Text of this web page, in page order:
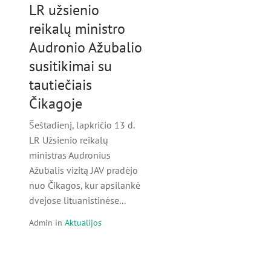
LR užsienio
reikalų ministro
Audronio Ažubalio
susitikimai su
tautiečiais
Čikagoje
Šeštadienį, lapkričio 13 d.
LR Užsienio reikalų
ministras Audronius
Ažubalis vizitą JAV pradėjo
nuo Čikagos, kur apsilankė
dvejose lituanistinėse...
Admin in Aktualijos